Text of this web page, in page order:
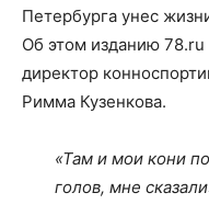
Петербурга унес
Об этом изданию
директор
Римма Кузенкова.
«Там и мои кони
голов, мне